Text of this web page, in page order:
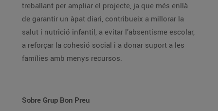
treballant per ampliar el projecte, ja que més enllà
de garantir un àpat diari, contribueix a millorar la
salut i nutrició infantil, a evitar l’absentisme escolar,
a reforçar la cohesió social i a donar suport a les
famílies amb menys recursos.
Sobre Grup Bon Preu